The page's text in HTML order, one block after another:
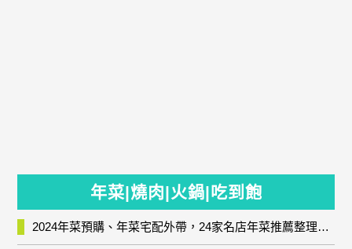
年菜|燒肉|火鍋|吃到飽
2024年菜預購、年菜宅配外帶，24家名店年菜推薦整理，圍爐輕鬆上菜團圓趣